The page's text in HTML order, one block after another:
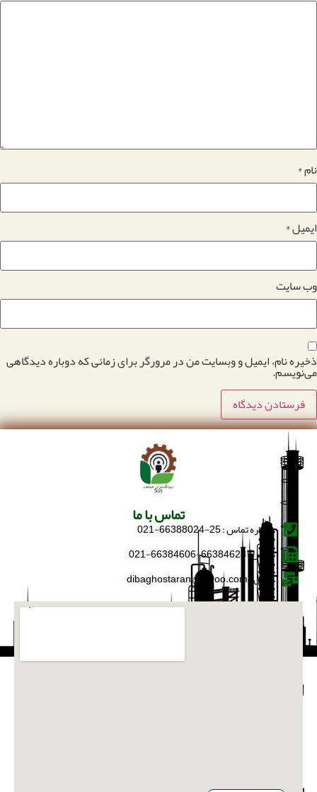
نام*
ایمیل*
وب‌ سایت
ذخیره نام، ایمیل و وبسایت من در مرورگر برای زمانی که دوباره دیدگاهی
می‌نویسم.
تماس با ما
شماره تماس : 25-66388024-021
فکس : 66384628-66384606-021
ایمیل : dibaghostaran@yahoo.com